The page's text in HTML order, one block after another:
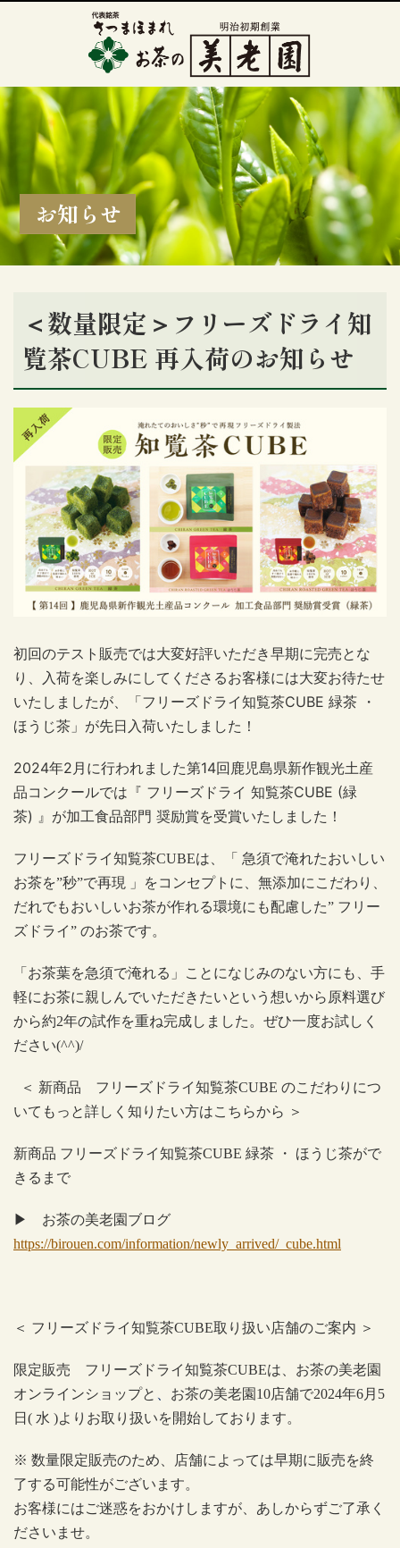
お知らせ
＜数量限定＞フリーズドライ知
覧茶CUBE 再入荷のお知らせ
初回のテスト販売では大変好評いただき早期に完売とな
り、
入荷を楽しみにしてくださるお客様には大変お待たせ
いたしましたが、
「フリーズドライ知覧茶CUBE 緑茶 ・
ほうじ茶」が先日入荷いたしました！
2024年2月に行われました第14回鹿児島県新作観光土産
品コンクールでは『 フリーズドライ 知覧茶CUBE (緑
茶) 』が加工食品部門 奨励賞を受賞いたしました！
フリーズドライ知覧茶CUBEは、「 急須で淹れたおいしい
お茶を”秒”で再現 」をコンセプトに、無添加にこだわり、
だれでもおいしいお茶が作れる環境にも配慮した” フリー
ズドライ” のお茶です。
「お茶葉を急須で淹れる」ことになじみのない方にも、手
軽にお茶に親しんでいただきたいという想いから原料選び
から約2年の試作を重ね完成しました。ぜひ一度お試しく
ださい(^^)/
＜ 新商品 フリーズドライ知覧茶CUBE のこだわりにつ
いてもっと詳しく知りたい方はこちらから ＞
新商品 フリーズドライ知覧茶CUBE 緑茶 ・ ほうじ茶がで
きるまで
▶ お茶の美老園ブログ
https://birouen.com/information/newly_arrived/_cube.html
＜ フリーズドライ知覧茶CUBE取り扱い店舗のご案内 ＞
限定販売 フリーズドライ知覧茶CUBEは、お茶の美老園
オンラインショップと
お茶の美老園 10店舗で2024年6月 5
日 ( 水 )よりお取り扱いを開始しております。
※ 数量限定販売のため、店舗によっては早期に販売を終
了する可能性がございます。
お客様にはご迷惑をおかけしますが、あしからずご了承く
ださいませ。